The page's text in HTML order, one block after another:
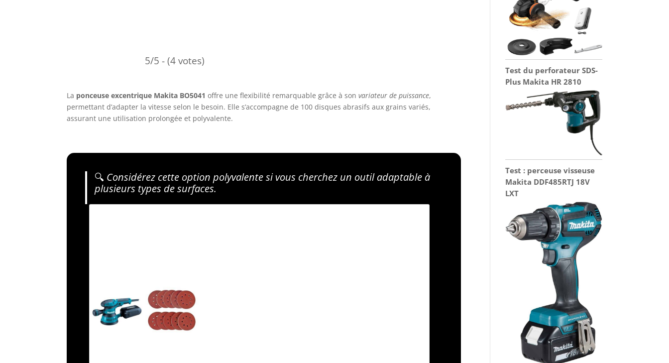
5/5 - (4 votes)
La ponceuse excentrique Makita BO5041 offre une flexibilité remarquable grâce à sonvariateur de puissance,
permettant d’adapter la vitesse selon le besoin. Elle s’accompagne de 100 disques abrasifs aux grains variés,
assurant une utilisation prolongée et polyvalente.
🔍 Considérez cette option polyvalente si vous cherchez un outil adaptable à
plusieurs types de surfaces.
Test du perforateur SDS-
Plus Makita HR 2810
Test : perceuse visseuse
Makita DDF485RTJ 18V
LXT